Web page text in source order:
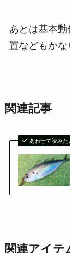
あとは基本
置などもかな
関連記事
あわせて読みた
関連アイテ